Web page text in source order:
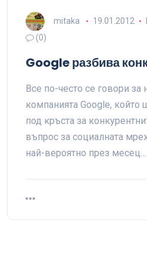
mitaka 19.01.2012
(0)
Google разбива
Все по-често се говори за
компанията Google, който
под кръста за
въпрос за социалната
най-вероятно през месец…